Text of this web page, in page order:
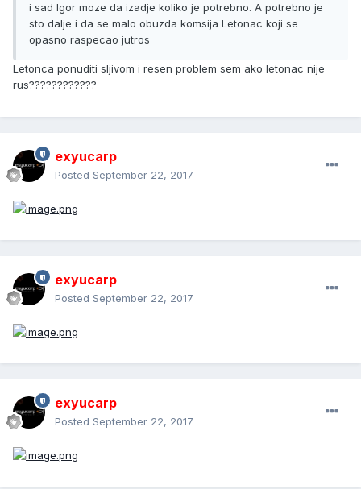
i sad Igor moze da izadje koliko je potrebno. A potrebno je
sto dalje i da se malo obuzda komsija Letonac koji se
opasno raspecao jutros
Letonca ponuditi sljivom i resen problem sem ako letonac nije
rus????????????
exyucarp
Posted September 22, 2017
exyucarp
Posted September 22, 2017
exyucarp
Posted September 22, 2017